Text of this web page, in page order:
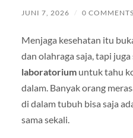
JUNI 7, 2026 / 0 COMMENTS
Menjaga kesehatan itu
dan olahraga saja, tapi juga
laboratoriumuntuk tahu
dalam. Banyak orang
di dalam tubuh bisa saja
sama sekali.